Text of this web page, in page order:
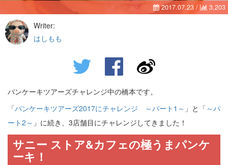
2017.07.23 / 3,203
Writer:
はしもも
パンケーキツアーズチャレンジ中の橋本です。
「パンケーキツアーズ2017にチャレンジ ～パート1～ 」と「 ～パ
ート2～ 」に続き、3店舗目にチャレンジしてきました！
サニー ストア&カフェの極うまパンケ
ーキ！